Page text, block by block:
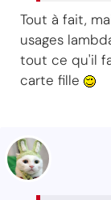
Tout à fait,
usages
tout ce qu'il
carte fille